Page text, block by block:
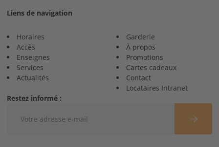
Liens de navigation
Horaires
Accès
Enseignes
Services
Actualités
Garderie
À propos
Promotions
Cartes cadeaux
Contact
Locataires Intranet
Restez informé :